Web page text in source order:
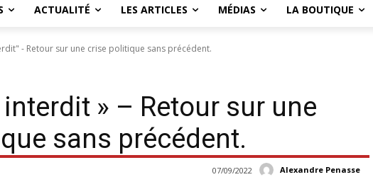
ACTUALITÉ LES ARTICLES MÉDIAS LA BOUTIQUE
- Retour sur une crise politique sans précédent.
interdit » – Retour sur une
sans précédent.
Alexandre Penasse
07/09/2022